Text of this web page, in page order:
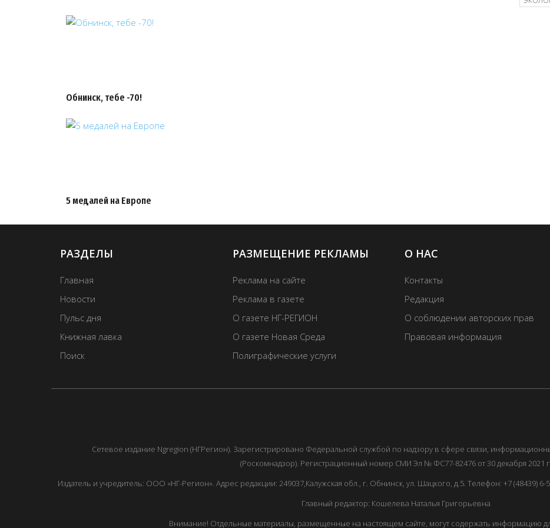
Обнинск, тебе -70!
5 медалей на Европе
РАЗДЕЛЫ
Главная
Новости
Пульс дня
Книжная лавка
Поиск
РАЗМЕЩЕНИЕ РЕКЛАМЫ
Реклама на сайте
Реклама в газете
О газете НГ-РЕГИОН
О газете Новая Среда
Полиграфические услуги
О НАС
Контакты
Редакция
О соблюдении авторских прав
Правовая информация
Сетевое издание Ngregion (НГРегион). Зарегистрировано Федеральной службой по надзору в сфере связи,
(Роскомнадзор). Регистрационный номер СМИ Эл № ФС77-82476 от 30 декабря 2021
Издатель и учредитель: ООО «НГ-Регион». Адрес редакции: 249037,Калужская обл., г. Обнинск, ул. Шацкого, д.5. Телефон: +7 (48439)
Главный редактор: Кошелева Наталья Григорьевна
Внимание! Отдельные материалы, размещенные на настоящем сайте, могут содержать информацию